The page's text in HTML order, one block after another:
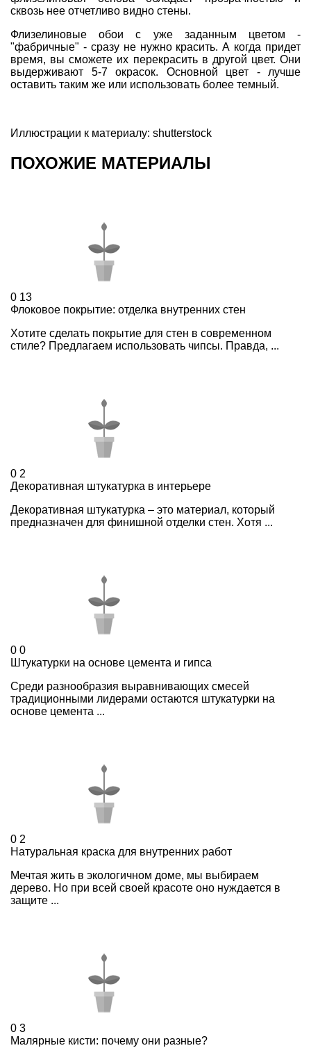
сквозь нее отчетливо видно стены.
Флизелиновые обои с уже заданным цветом -
"фабричные" - сразу не нужно красить. А когда придет
время, вы сможете их перекрасить в другой цвет. Они
выдерживают 5-7 окрасок. Основной цвет - лучше
оставить таким же или использовать более темный.
Иллюстрации к материалу: shutterstock
ПОХОЖИЕ МАТЕРИАЛЫ
0 13
Флоковое покрытие: отделка внутренних стен
Хотите сделать покрытие для стен в современном
стиле? Предлагаем использовать чипсы. Правда, ...
0 2
Декоративная штукатурка в интерьере
Декоративная штукатурка – это материал, который
предназначен для финишной отделки стен. Хотя ...
0 0
Штукатурки на основе цемента и гипса
Среди разнообразия выравнивающих смесей
традиционными лидерами остаются штукатурки на
основе цемента ...
0 2
Натуральная краска для внутренних работ
Мечтая жить в экологичном доме, мы выбираем
дерево. Но при всей своей красоте оно нуждается в
защите ...
0 3
Малярные кисти: почему они разные?